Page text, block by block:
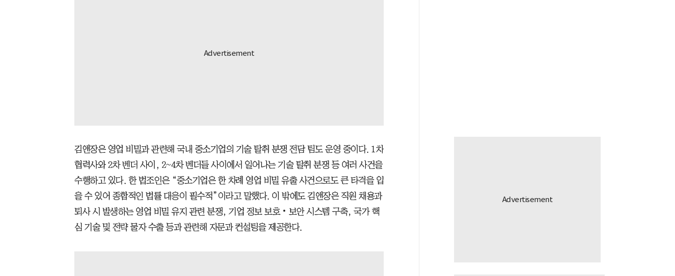
김앤장은 영업 비밀과 관련해 국내 중소기업의 기술 탈취 분쟁 전담 팀도 운영 중이다. 1차
협력사와 2차 벤더 사이, 2~4차 벤더들 사이에서 일어나는 기술 탈취 분쟁 등 여러 사건을
수행하고 있다. 한 법조인은 “중소기업은 한 차례 영업 비밀 유출 사건으로도 큰 타격을 입
을 수 있어 종합적인 법률 대응이 필수적”이라고 말했다. 이 밖에도 김앤장은 직원 채용과
퇴사 시 발생하는 영업 비밀 유지 관련 분쟁, 기업 정보 보호‧보안 시스템 구축, 국가 핵
심 기술 및 전략 물자 수출 등과 관련해 자문과 컨설팅을 제공한다.